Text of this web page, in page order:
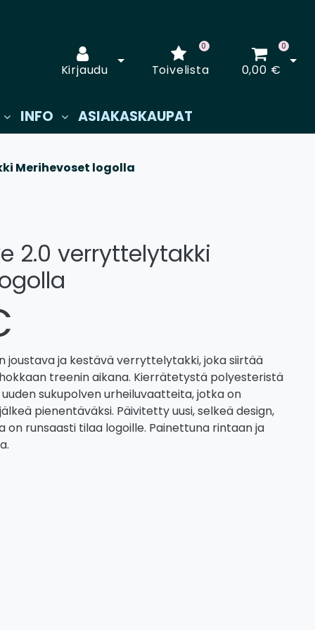
Kirjaudu
Avaa kirjautuminen
Toivelista
0 0
0,00 €
INFO ASIAKASKAUPAT
Merihevoset logolla
2.0 verryttelytakki
joustava ja kestävä verryttelytakki, joka siirtää
treenin aikana. Kierrätetystä polyesteristä
sukupolven urheiluvaatteita, jotka on
pienentäväksi. Päivitetty uusi, selkeä design,
on runsaasti tilaa logoille. Painettuna rintaan ja